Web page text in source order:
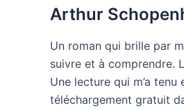
Arthur
Un roman qui brille par
suivre et à comprendre.
Une lecture qui m’a
téléchargement gratuit